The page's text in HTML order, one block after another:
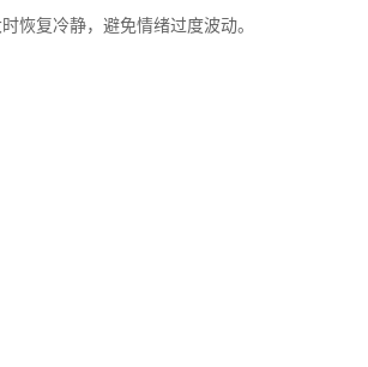
恢复冷静，避免情绪过度波动。